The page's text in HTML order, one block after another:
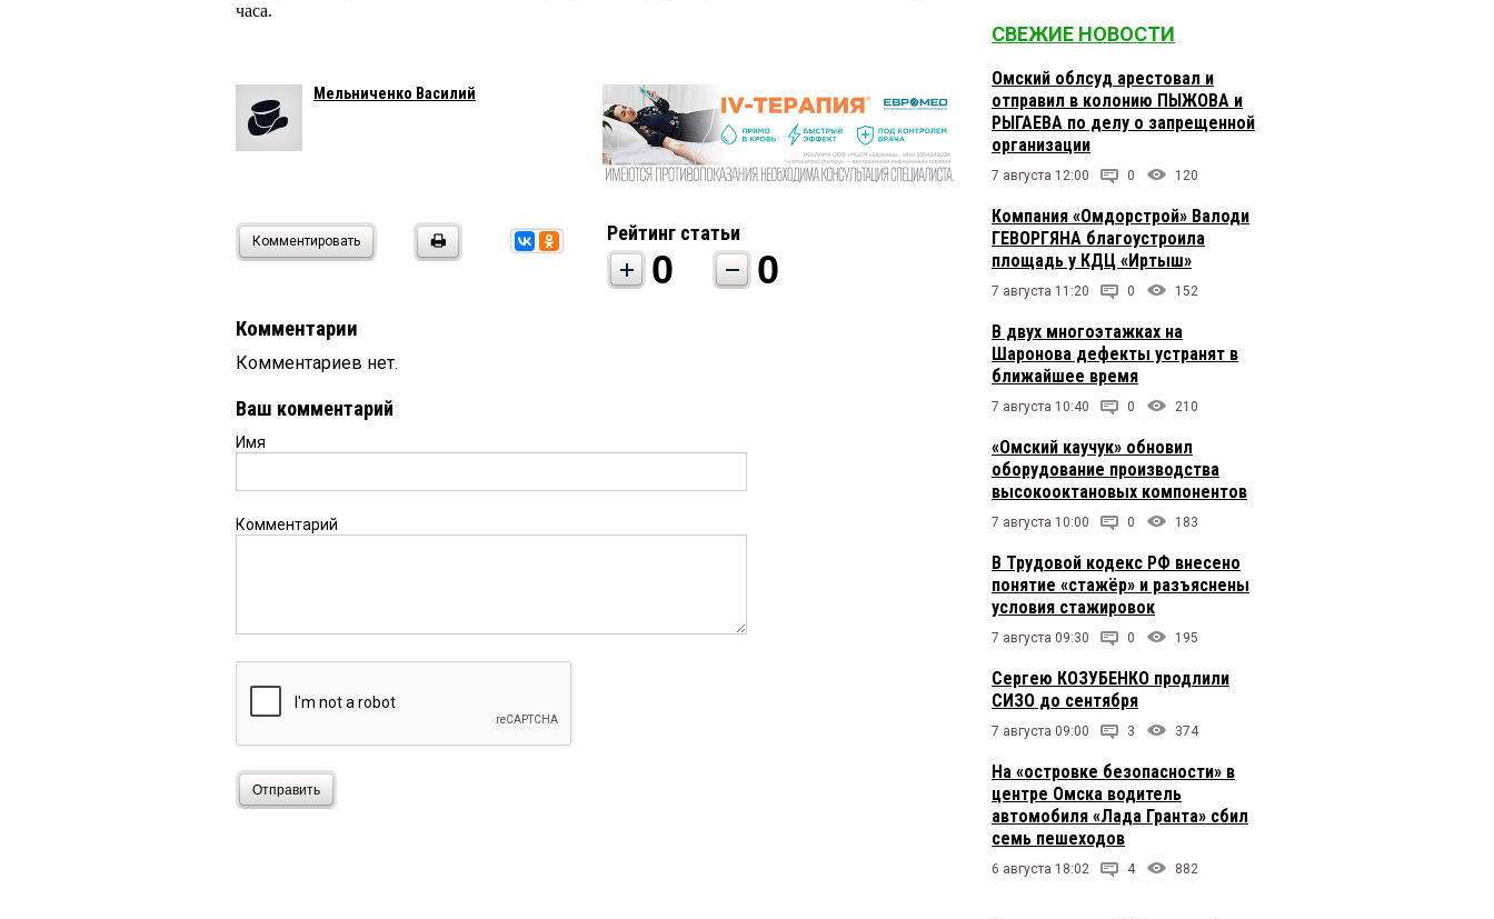
часа.
Мельниченко Василий
Комментировать Рейтинг статьи
0 0
Комментарии
Комментариев нет.
Ваш комментарий
Имя
Комментарий
Отправить
СВЕЖИЕ НОВОСТИ
Омский облсуд арестовал и
отправил в колонию ПЫЖОВА и
РЫГАЕВА по делу о запрещенной
организации
7 августа 12:00 0 120
Компания «Омдорстрой» Валоди
ГЕВОРГЯНА благоустроила
площадь у КДЦ «Иртыш»
7 августа 11:20 0 152
В двух многоэтажках на
Шаронова дефекты устранят в
ближайшее время
7 августа 10:40 0 210
«Омский каучук» обновил
оборудование производства
высокооктановых компонентов
7 августа 10:00 0 183
В Трудовой кодекс РФ внесено
понятие «стажёр» и разъяснены
условия стажировок
7 августа 09:30 0 195
Сергею КОЗУБЕНКО продлили
СИЗО до сентября
7 августа 09:00 3 374
На «островке безопасности» в
центре Омска водитель
автомобиля «Лада Гранта» сбил
семь пешеходов
6 августа 18:02 4 882